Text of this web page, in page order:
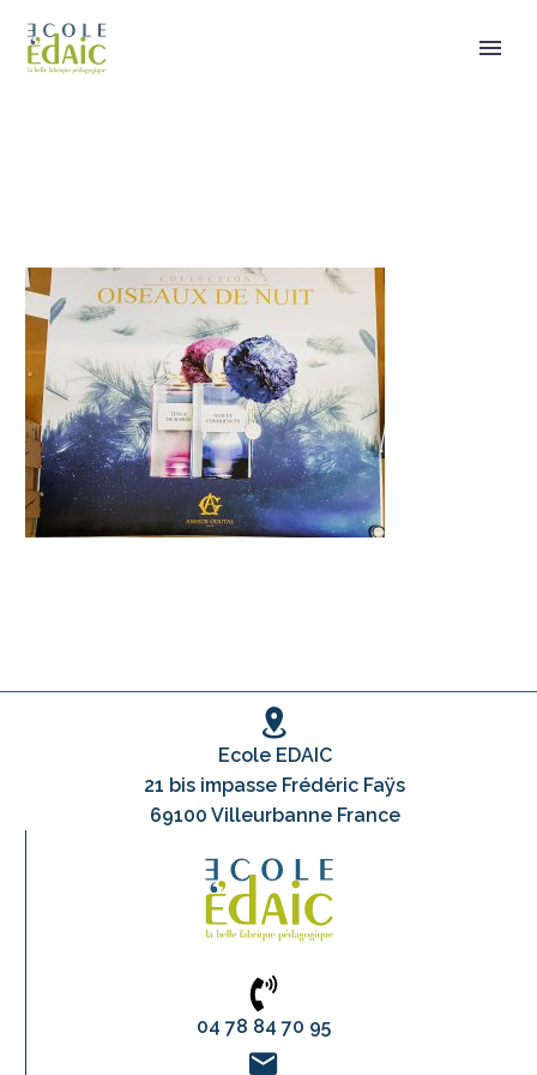
Ecole EDAIC
21 bis impasse Frédéric Faÿs
69100 Villeurbanne France
04 78 84 70 95